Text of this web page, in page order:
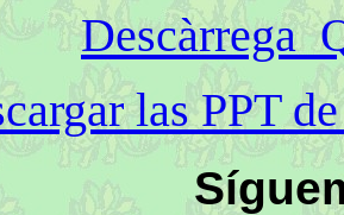
Descàrrega
las PPT